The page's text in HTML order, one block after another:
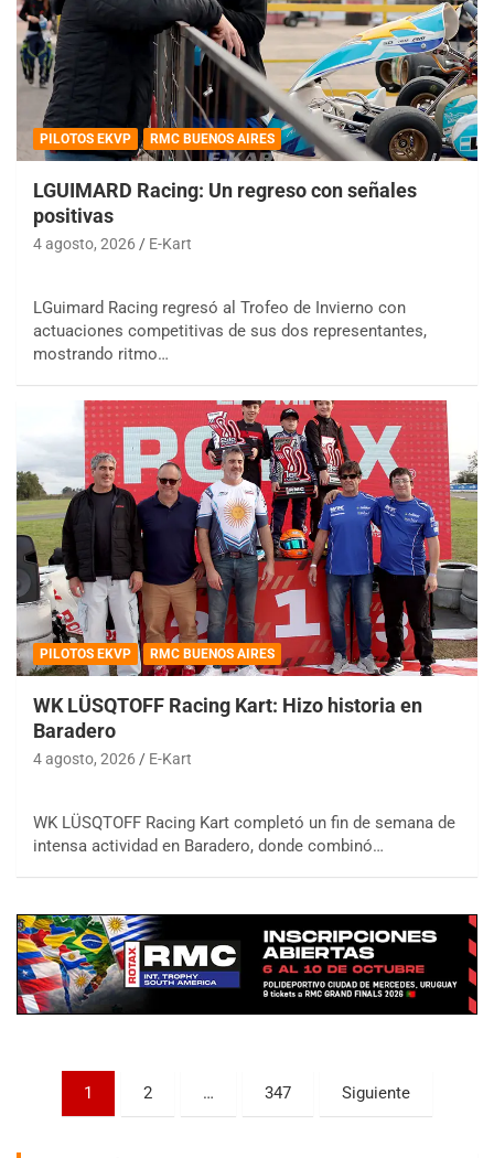
PILOTOS EKVP RMC BUENOS AIRES
LGUIMARD Racing: Un regreso con señales
positivas
4 agosto, 2026 E-Kart
LGuimard Racing regresó al Trofeo de Invierno con
actuaciones competitivas de sus dos representantes,
mostrando ritmo…
PILOTOS EKVP RMC BUENOS AIRES
WK LÜSQTOFF Racing Kart: Hizo historia en
Baradero
4 agosto, 2026 E-Kart
WK LÜSQTOFF Racing Kart completó un fin de semana de
intensa actividad en Baradero, donde combinó…
Paginación
1 2 … 347 Siguiente
COBERTURA ESPECIAL DE E-KART.COM.AR
08/09-AGO
Baradero (Buenos Aires)
KDO - F6
Ciudad de Trenque Lauquen (Asfalto)
Trenque Lauquen (Buenos Aires)
Parque de la Velocidad (Asfalto)
Villaguay (Entre Ríos)